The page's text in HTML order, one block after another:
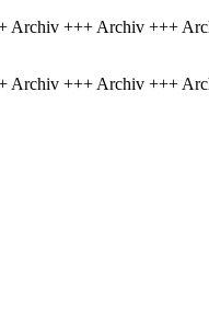
+++ Archiv +++
+++ Archiv +++